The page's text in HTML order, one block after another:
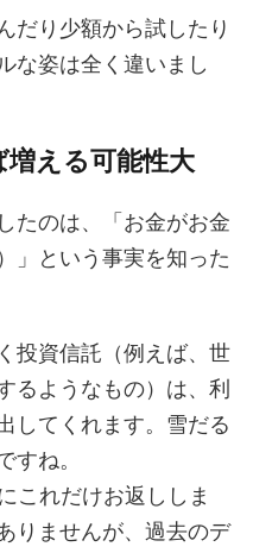
だり少額から試したり
な姿は全く違いまし
える可能性大
たのは、「お金がお金
」という事実を知った
投資信託（例えば、世
るようなもの）は、利
してくれます。雪だる
すね。
これだけお返ししま
りませんが、過去のデ